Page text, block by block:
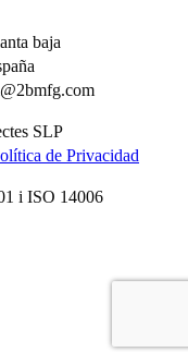
baja
SLP
de Privacidad
i ISO 14006